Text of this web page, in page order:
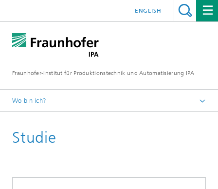
Fraunhofer-Institut für Produktionstechnik und Automatisierung IPA
ENGLISH
Wo bin ich?
Publikationen
Studie